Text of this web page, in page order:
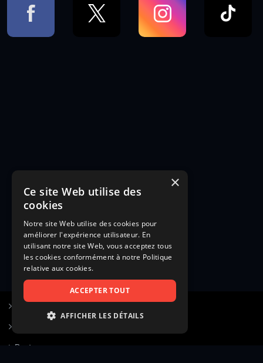
Poster une annonce
×
Ce site Web utilise des
cookies
Notre site Web utilise des cookies pour
améliorer l'expérience utilisateur. En
utilisant notre site Web, vous acceptez tous
les cookies conformément à notre Politique
relative aux cookies.
ACCEPTER TOUT
AFFICHER LES DÉTAILS